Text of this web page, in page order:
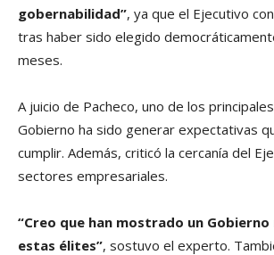
gobernabilidad”, ya que el Ejecutivo
tras haber sido elegido
meses.
A juicio de Pacheco, uno de los
Gobierno ha sido generar expectativas
cumplir. Además, criticó la cercanía del
sectores empresariales.
“Creo que han mostrado un Gobierno
estas élites”, sostuvo el experto.